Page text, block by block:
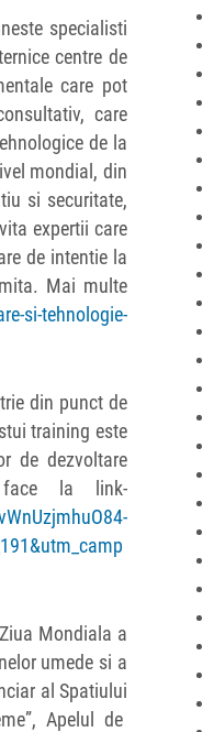
specialisti
centre de
care pot
care
de la
mondial, din
si securitate,
expertii care
de intentie la
Mai multe
si-tehnologie-
din punct de
training este
de dezvoltare
la link-
Mondiala a
umede si a
al Spatiului
Apelul de